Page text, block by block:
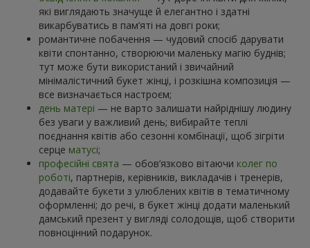
які виглядають значуще й елегантно і здатні
викарбуватись в пам’яті на довгі роки;
романтичне побачення — чудовий спосіб дарувати
квіти спонтанно, створюючи маленьку магію буднів;
тут може бути використаний і звичайний
мінімалістичний букет жінці, і розкішна композиція —
все визначається настроєм;
день матері — не варто залишати найріднішу людину
без уваги у важливий день; вибирайте теплі
поєднання квітів або сезонні комбінації, щоб зігріти
серце матусі;
професійні свята — обов’язково вітаючи колег по
роботі, партнерів, керівників, викладачів і тренерів,
додавайте букети з улюблених квітів в тематичному
оформленні; до речі, в букет жінці додати маленький
дамський презент у вигляді солодощів, щоб створити
повноцінний подарунок.